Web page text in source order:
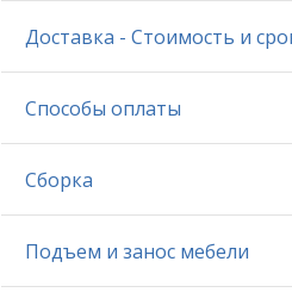
Доставка - Стоимость и
Способы оплаты
Сборка
Подъем и занос мебели